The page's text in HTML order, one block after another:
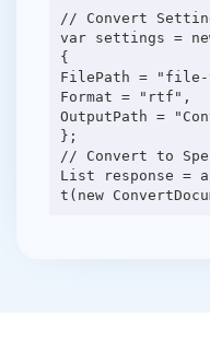
// Convert
var settings =
{
FilePath =
Format = "rtf",
OutputPath =
};
// Convert to
List response =